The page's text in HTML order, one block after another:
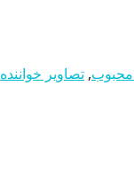
محبوب, تصاویر خواننده